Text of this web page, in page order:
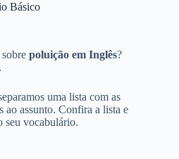
Básico
poluição em Inglês?
uma lista com as
ao assunto. Confira a lista e
seu vocabulário.